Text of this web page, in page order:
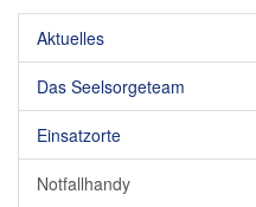
Aktuelles
Das Seelsorgeteam
Einsatzorte
Notfallhandy